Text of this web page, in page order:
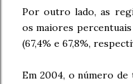
Por outro lado, as
os maiores
(67,4% e 67,8%,
Em 2004, o número de